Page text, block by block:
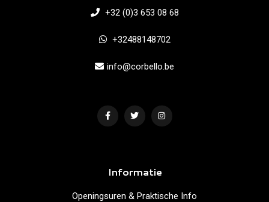
+32 (0)3 653 08 68
+32488148702
info@corbello.be
Informatie
Openingsuren & Praktische Info